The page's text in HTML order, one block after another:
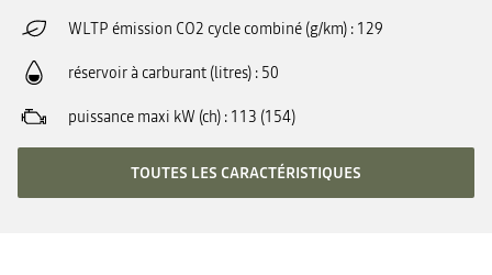
WLTP émission CO2 cycle combiné (g/km) 129
réservoir à carburant (litres) 50
puissance maxi kW (ch) 113 (154)
TOUTES LES CARACTÉRISTIQUES